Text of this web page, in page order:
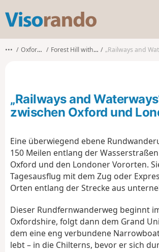
s
o
••• Oxfordshire Forest Hill with Shotover „Railways and
„Railways and
zwischen Oxford und
Eine überwiegend ebene
150 Meilen entlang der
Oxford und den Londoner Vororten.
Tagesausflug mit dem Zug oder
Orten entlang der Strecke aus
Dieser Rundfernwanderweg beginnt
Oxfordshire, folgt dann dem Grand
dem eine eng verbundene
lebt – in die Chilterns, bevor er sich